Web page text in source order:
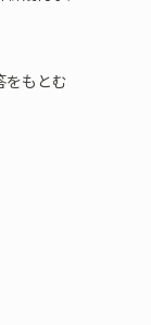
をもとむ